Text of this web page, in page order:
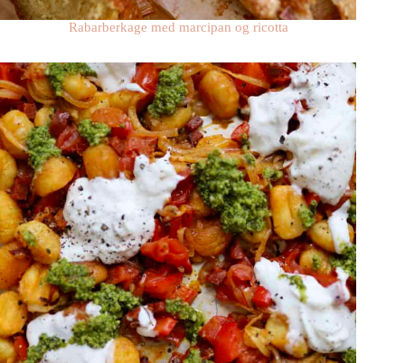
Rabarberkage med marcipan og ricotta